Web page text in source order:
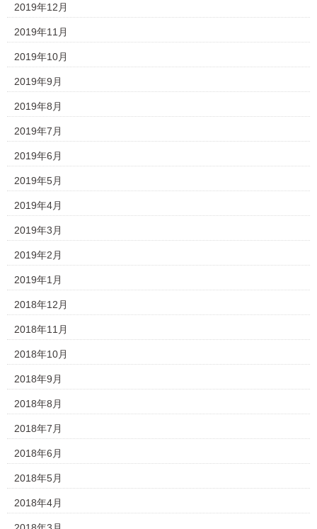
2019年12月
2019年11月
2019年10月
2019年9月
2019年8月
2019年7月
2019年6月
2019年5月
2019年4月
2019年3月
2019年2月
2019年1月
2018年12月
2018年11月
2018年10月
2018年9月
2018年8月
2018年7月
2018年6月
2018年5月
2018年4月